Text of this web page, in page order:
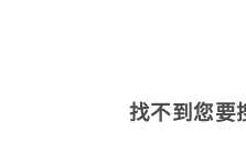
找不到您要